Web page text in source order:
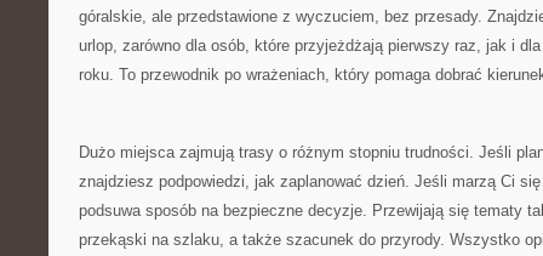
góralskie, ale przedstawione z wyczuciem, bez przesady.
urlop, zarówno dla osób, które przyjeżdżają pierwszy raz, jak i
roku. To przewodnik po wrażeniach, który pomaga dobrać
Dużo miejsca zajmują trasy o różnym stopniu trudności. Jeśli
znajdziesz podpowiedzi, jak zaplanować dzień. Jeśli marzą Ci
podsuwa sposób na bezpieczne decyzje. Przewijają się tematy
przekąski na szlaku, a także szacunek do przyrody. Wszystko